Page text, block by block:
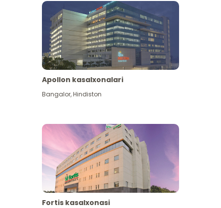
Apollon kasalxonalari
Bangalor,Hindiston
Fortis kasalxonasi